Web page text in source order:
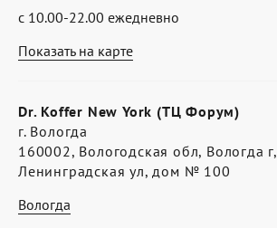
Показать на карте
с 10.00-22.00 ежедневно
Dr. Koffer New York (ТЦ Форум)
г. Вологда
160002, Вологодская обл, Вологда г,
Ленинградская ул, дом № 100
Вологда